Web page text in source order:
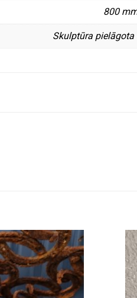
800
Skulptūra